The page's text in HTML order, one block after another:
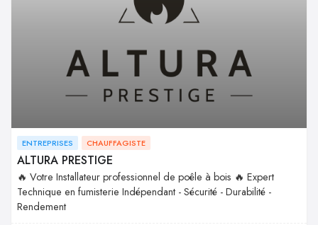
ENTREPRISES CHAUFFAGISTE
ALTURA PRESTIGE
🔥 Votre Installateur professionnel de poêle à bois 🔥 Expert
Technique en fumisterie Indépendant - Sécurité - Durabilité -
Rendement